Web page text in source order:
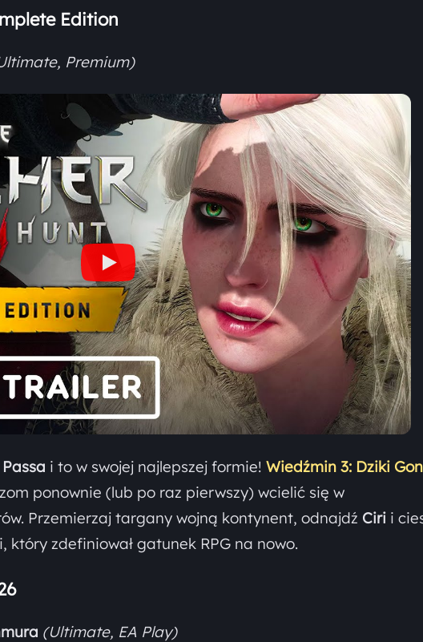
Edition
Premium)
i to w swojej najlepszej formie! Wiedźmin 3: Dziki Gon
ponownie (lub po raz pierwszy) wcielić się w
Przemierzaj targany wojną kontynent, odnajdź Ciri i
który zdefiniował gatunek RPG na nowo.
(Ultimate, EA Play)